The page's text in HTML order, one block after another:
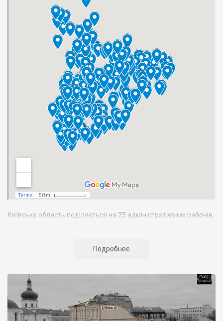
Київська область поділяється на 25 адміністративних районів,
Загальна чисельність населення області становить 1850 тис.
межі кілька разів змінювалися. Нині вона межує на заході з
Житомирською і Вінницькою, на сході — з Полтавською і
Чернігівською, на півдні — з Черкаською областями України, а
на півночі — з Гомельською областю Білорусії.
Подробнее